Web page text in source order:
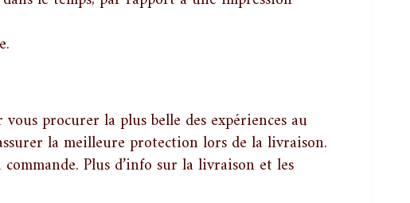
procurer la plus belle des expériences au
la meilleure protection lors de la livraison.
Plus d’info sur la livraison et les